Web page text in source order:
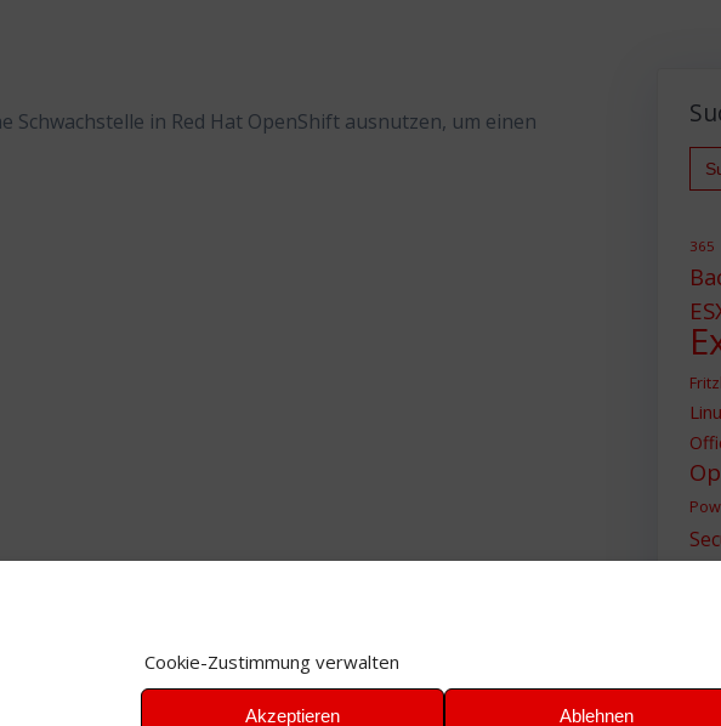
Cookie-Zustimmung verwalten
Akzeptieren Ablehnen
in Red Hat OpenShift ausnutzen, um einen
for:
365